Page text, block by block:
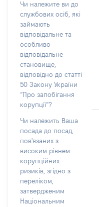
Чи належите ви до
службових осіб, які
займають
відповідальне та
особливо
відповідальне
становище,
відповідно до статті
50 Закону України
“Про запобігання
корупції”?
Чи належить Ваша
посада до посад,
пов'язаних з
високим рівнем
корупційних
ризиків, згідно з
переліком,
затвердженим
Національним